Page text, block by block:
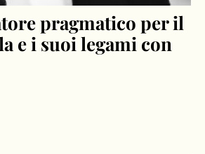
pragmatico per il
e i suoi legami con